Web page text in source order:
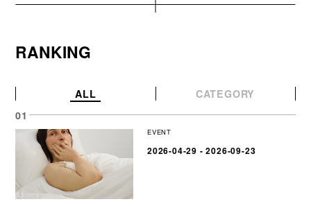
RANKING
ALL CATEGORY
EVENT
2026-04-29 - 2026-09-23